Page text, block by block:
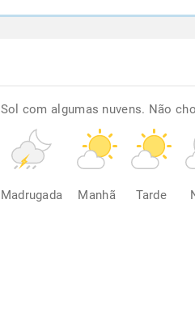
Sol com algumas nuvens. Não
Madrugada Manhã Tarde